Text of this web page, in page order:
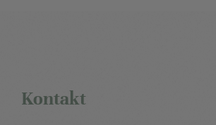
Kontakt